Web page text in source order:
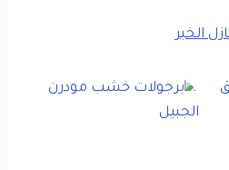
الخبر